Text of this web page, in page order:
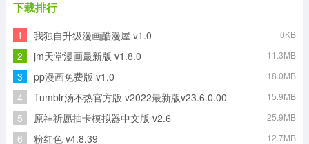
下载排行
1 我独自升级漫画酷漫屋 v1.0 0KB
2 jm天堂漫画最新版 v1.8.0 11.3MB
3 pp漫画免费版 v1.0 18.0MB
4 Tumblr汤不热官方版 v2022最新版v23.6.0.00 15.9MB
5 原神祈愿抽卡模拟器中文版 v2.6 25.9MB
6 粉红色 v4.8.39 12.7MB